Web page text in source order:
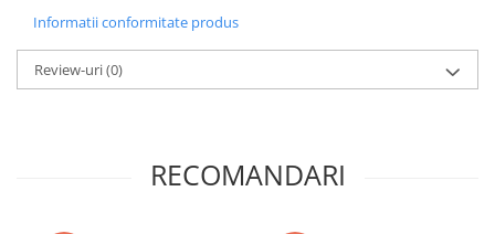
Informatii conformitate produs
Review-uri(0)
RECOMANDARI